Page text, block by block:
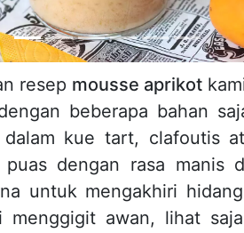
resep mousse aprikot
beberapa bahan
dalam kue tart, clafoutis
puas dengan rasa manis
untuk mengakhiri
menggigit awan, lihat